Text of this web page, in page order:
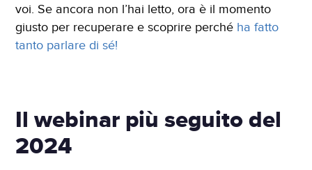
voi. Se ancora non l’hai letto, ora è il momento
giusto per recuperare e scoprire perché ha fatto
tanto parlare di sé!
Il webinar più seguito del
2024